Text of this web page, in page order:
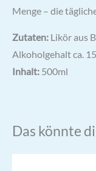
Menge – die
Zutaten: Likör aus
Alkoholgehalt ca.
Inhalt: 500ml
Das könnte